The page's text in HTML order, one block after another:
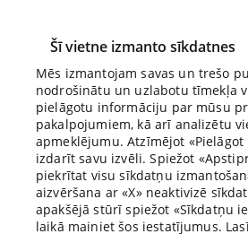
Šī vietne izmanto sīkdatnes
Mēs izmantojam savas un trešo
nodrošinātu un uzlabotu tīmekļa
pielāgotu informāciju par mūsu
pakalpojumiem, kā arī analizētu
apmeklējumu. Atzīmējot «Pielāgot
izdarīt savu izvēli. Spiežot
piekrītat visu sīkdatņu
aizvēršana ar «X» neaktivizē
apakšējā stūrī spiežot «Sīkdatņu
laikā mainiet šos iestatījumus.
Biroja